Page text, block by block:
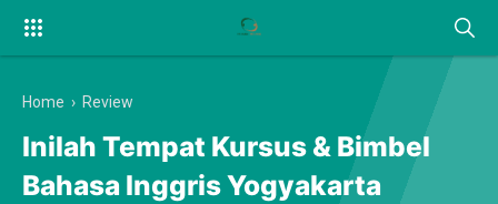
Home › Review
Inilah Tempat Kursus & Bimbel
Bahasa Inggris Yogyakarta